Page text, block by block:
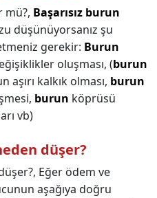
mü?, Başarısız burun
düşünüyorsanız şu
gerekir: Burun
oluşması, (burun
aşırı kalkık olması, burun
burun köprüsü
vb)
düşer?
Eğer ödem ve
aşağıya doğru